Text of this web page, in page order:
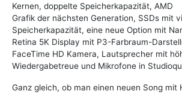
Kernen, doppelte Speicherkapazität, AMD
Grafik der nächsten Generation, SSDs mit
Speicherkapazität, eine neue Option mit
Retina 5K Display mit P3-Farbraum-
FaceTime HD Kamera, Lautsprecher mit
Wiedergabetreue und Mikrofone in
Ganz gleich, ob man einen neuen Song mit